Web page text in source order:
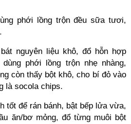
phới lồng trộn đều sữa tươi,
nguyên liệu khô, đổ hỗn hợp
phới lồng trộn nhẹ nhàng,
còn thấy bột khô, cho bí đỏ vào
là socola chips.
tốt để rán bánh, bật bếp lửa vừa,
ăn/bơ mỏng, đổ từng muôi bột